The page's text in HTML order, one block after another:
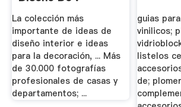
La colección más
importante de ideas de
diseño interior e ideas
para la decoración, ... Más
de 30.000 fotografías
profesionales de casas y
departamentos; ...
guias
vinilicos;
listelos
de;